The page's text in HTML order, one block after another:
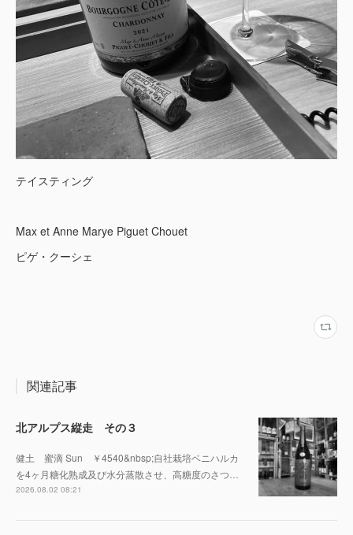
テイスティング
Max et Anne Marye Piguet Chouet
ピゲ・クーシェ
関連記事
北アルプス縦走 その３
健土 蜜滴 Sun ￥4540&nbsp;自社栽培ベニハルカ
を4ヶ月糖化熟成及び水分蒸散させ、高糖度のさつ…
2026.08.02 08:21